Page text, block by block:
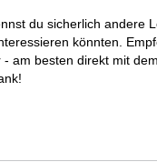
du sicherlich andere
könnten.
am besten direkt mit